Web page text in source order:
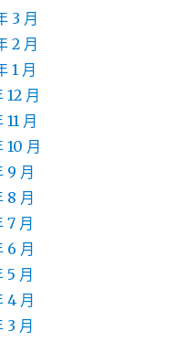
3 月
2 月
1 月
12 月
月
10 月
9 月
8 月
7 月
6 月
5 月
4 月
3 月